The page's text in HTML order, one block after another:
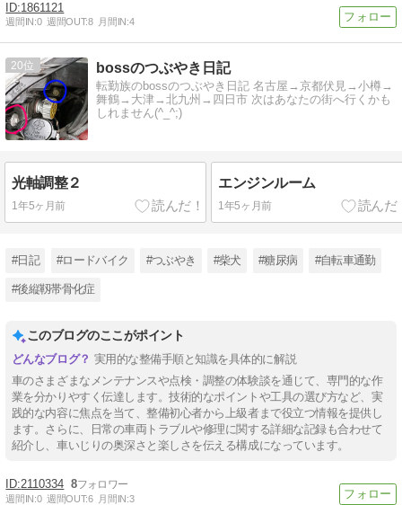
1861121
週間IN:0 週間OUT:8 月間IN:4
20 bossのつぶやき日記
転勤族のbossのつぶやき日記 名古屋→京都伏見→小樽→
舞鶴→大津→北九州→四日市 次はあなたの街へ行くかも
しれません(^_^;)
光軸調整２
1年5ヶ月前
エンジンルーム
1年5ヶ月前
#日記 #ロードバイク #つぶやき #柴犬 #糖尿病 #自転車通勤
#後縦靱帯骨化症
このブログのここがポイント
実用的な整備手順と知識を具体的に解説
車のさまざまなメンテナンスや点検・調整の体験談を通じて、専門的な作
業を分かりやすく伝達します。技術的なポイントや工具の選び方など、実
践的な内容に焦点を当て、整備初心者から上級者まで役立つ情報を提供し
ます。さらに、日常の車両トラブルや修理に関する詳細な記録も合わせて
紹介し、車いじりの奥深さと楽しさを伝える構成になっています。
2110334 8
週間IN:0 週間OUT:6 月間IN:3